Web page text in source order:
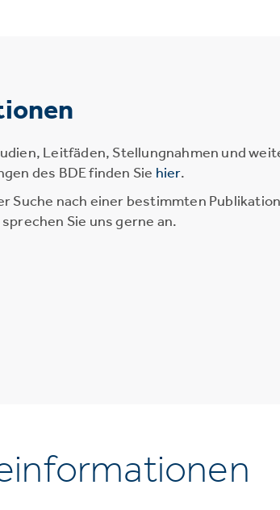
Leitfäden, Stellungnahmen und
des BDE finden Sie hier.
Suche nach einer bestimmten
Sie uns gerne an.